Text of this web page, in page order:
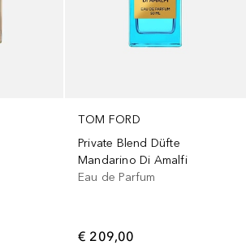
TOM FORD
Private Blend Düfte
Mandarino Di Amalfi
Eau de Parfum
€ 209,00